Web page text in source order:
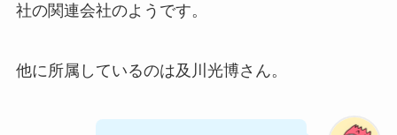
社の関連会社のようです。
他に所属しているのは及川光博さん。